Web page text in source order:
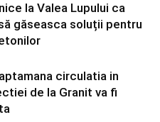
la Valea Lupului ca
găseasca soluții pentru
circulatia in
de la Granit va fi